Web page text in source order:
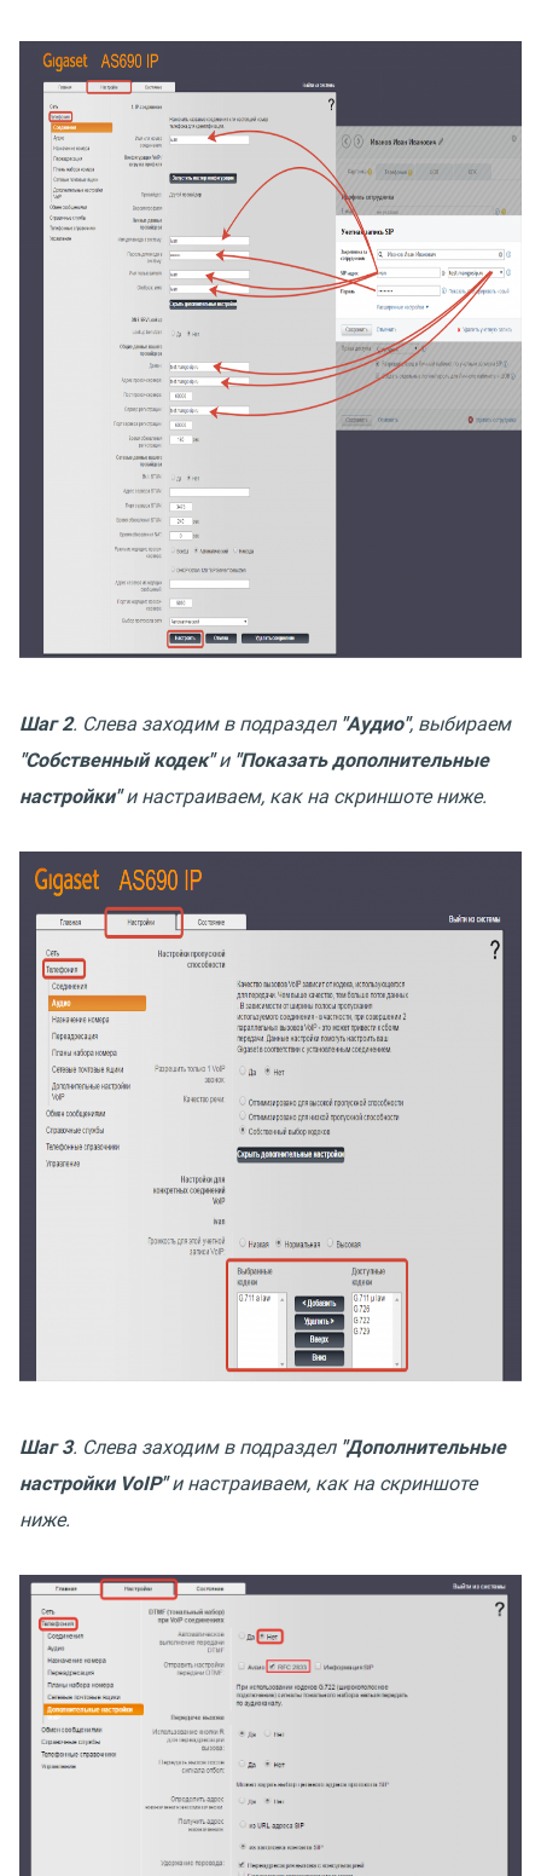
Шаг 2. Слева заходим в подраздел "Аудио", выбираем
"Собственный кодек" и "Показать дополнительные
настройки" и настраиваем, как на скриншоте ниже.
Шаг 3. Слева заходим в подраздел "Дополнительные
настройки VoIP" и настраиваем, как на скриншоте
ниже.